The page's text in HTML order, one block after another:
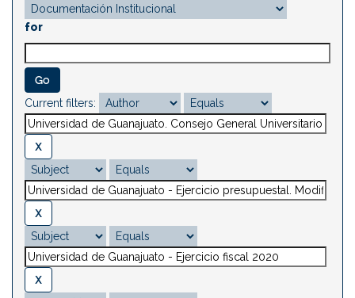
for
Current filters: